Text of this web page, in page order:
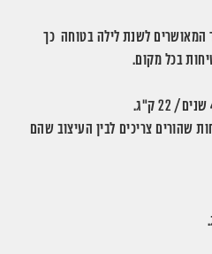
המאושרים לשנת לילה בטוחה כך
בכל מקום.
שהורים צריכים לבין העיצוב שהם